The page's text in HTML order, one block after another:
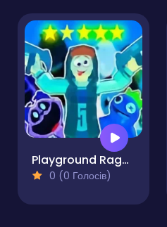
Playground Ragdoll Sandbox
0 (0 Голосів)